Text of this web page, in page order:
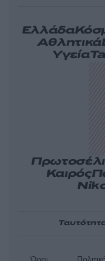
Ελλάδα
Αθλητικά
Υγεία
Καιρός